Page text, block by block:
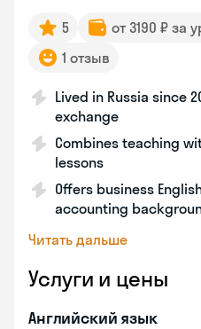
5 от 3190 ₽ за
1 отзыв
Lived in Russia since
exchange
Combines teaching
lessons
Offers business
accounting
Читать дальше
Услуги и цены
Английский язык